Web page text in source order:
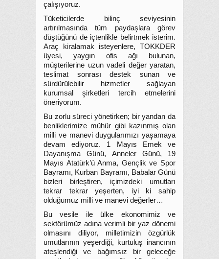
çalışıyoruz.
Tüketicilerde bilinç seviyesinin
artırılmasında tüm paydaşlara görev
düştüğünü de içtenlikle belirtmek isterim.
Araç kiralamak isteyenlere, TOKKDER
üyesi, yaygın ofis ağı bulunan,
müşterilerine uzun vadeli değer yaratan,
teslimat sonrası destek sunan ve
sürdürülebilir hizmetler sağlayan
kurumsal şirketleri tercih etmelerini
öneriyorum.
Bu zorlu süreci yönetirken; bir yandan da
benliklerimize mühür gibi kazınmış olan
milli ve manevi duygularımızı yaşamaya
devam ediyoruz. 1 Mayıs Emek ve
Dayanışma Günü, Anneler Günü, 19
Mayıs Atatürk’ü Anma, Gençlik ve Spor
Bayramı, Kurban Bayramı, Babalar Günü
bizleri birleştiren, içimizdeki umutları
tekrar tekrar yeşerten, iyi ki sahip
olduğumuz milli ve manevi değerler…
Bu vesile ile ülke ekonomimiz ve
sektörümüz adına verimli bir yaz dönemi
olmasını diliyor, milletimizin özgürlük
umutlarının yeşerdiği, kurtuluş inancının
ateşlendiği ve bağımsız bir geleceğe